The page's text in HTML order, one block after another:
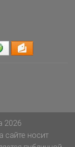
2026
сайте носит